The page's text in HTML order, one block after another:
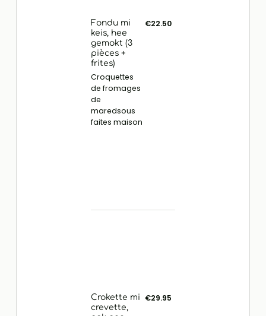
Fondu mi
keis, hee
gemokt (3
pièces +
frites)
Croquettes
de fromages
de
maredsous
faites maison
€22.50
Crokette mi
crevette,
€29.95